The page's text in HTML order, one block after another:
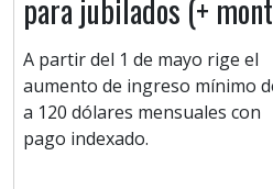
para jubilados (+
A partir del 1 de mayo rige el
aumento de ingreso mínimo
a 120 dólares mensuales con
pago indexado.